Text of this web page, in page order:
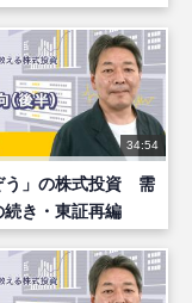
34:54
う」の株式投資 需
続き・東証再編